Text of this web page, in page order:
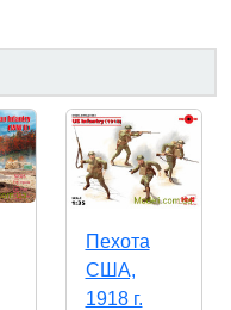
Пехота
США,
1918 г.